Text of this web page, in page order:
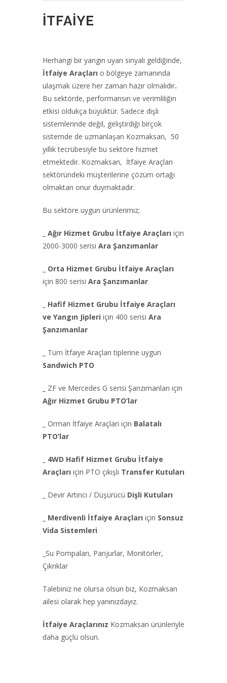
İTFAİYE
Herhangi bir yangın uyarı sinyali geldiğinde,
İtfaiye Araçları o bölgeye zamanında
ulaşmak üzere her zaman hazır olmalıdır.
Bu sektörde, performansın ve verimliliğin
etkisi oldukça büyüktür. Sadece dişli
sistemlerinde değil, geliştirdiği birçok
sistemde de uzmanlaşan Kozmaksan, 50
yıllık tecrübesiyle bu sektöre hizmet
etmektedir. Kozmaksan, İtfaiye Araçları
sektöründeki müşterilerine çözüm ortağı
olmaktan onur duymaktadır.
Bu sektöre uygun ürünlerimiz;
Ağır Hizmet Grubu İtfaiye Araçları için
2000-3000 serisi Ara Şanzımanlar
Orta Hizmet Grubu İtfaiye Araçları
için 800 serisi Ara Şanzımanlar
Hafif Hizmet Grubu İtfaiye Araçları
ve Yangın Jipleri için 400 serisi Ara
Şanzımanlar
_ Tüm İtfaiye Araçları tiplerine uygun
Sandwich PTO
_ ZF ve Mercedes G serisi Şanzımanları için
Ağır Hizmet Grubu PTO’lar
_ Orman İtfaiye Araçları için Balatalı
PTO’lar
4WD Hafif Hizmet Grubu İtfaiye
Araçları için PTO çıkışlı Transfer Kutuları
_ Devir Artırıcı / Düşürücü Dişli Kutuları
Merdivenli İtfaiye Araçları için Sonsuz
Vida Sistemleri
_Su Pompaları, Panjurlar, Monitörler,
Çıkrıklar
Talebiniz ne olursa olsun biz, Kozmaksan
ailesi olarak hep yanınızdayız.
İtfaiye Araçlarınız Kozmaksan ürünleriyle
daha güçlü olsun.